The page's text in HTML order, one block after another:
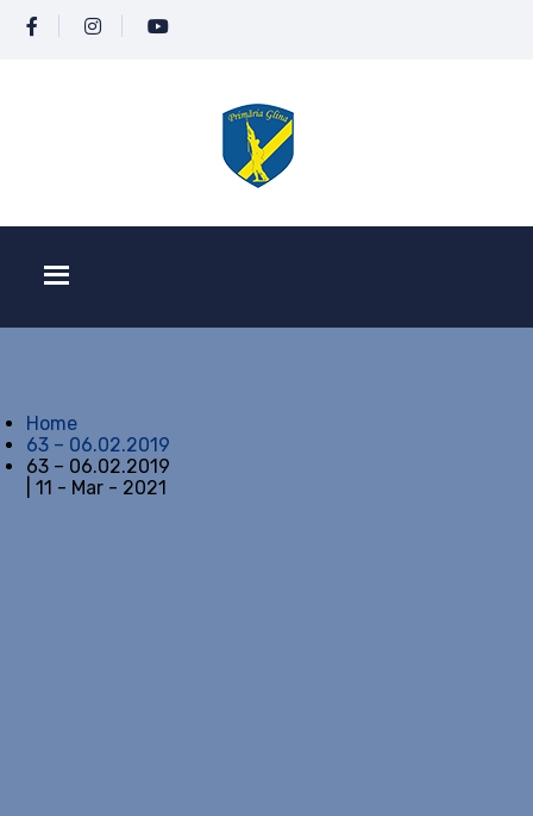
Home
63 – 06.02.2019
63 – 06.02.2019
| 11 - Mar - 2021